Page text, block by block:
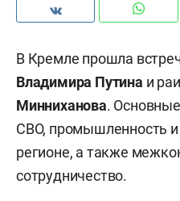
В Кремле прошла
Владимира Путина и
Минниханова.
СВО, промышленность и
регионе, а также
сотрудничество.